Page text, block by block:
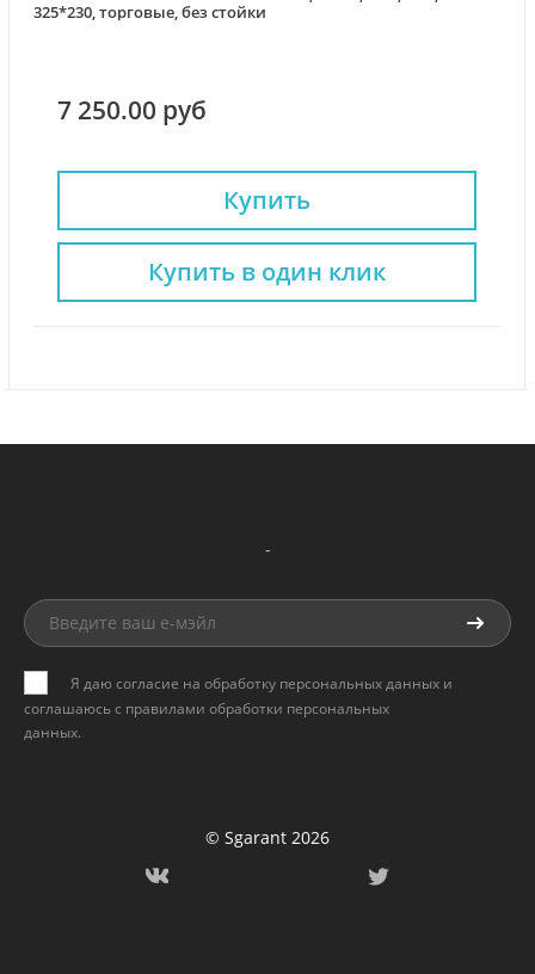
325*230, торговые, без стойки
7 250.00 руб
Купить
Купить в один клик
-
Я даю согласие на обработку персональных данных и
соглашаюсь с правилами обработки персональных
данных.
© Sgarant 2026